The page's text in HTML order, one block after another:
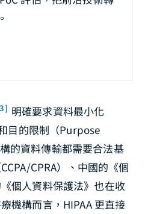
明確要求資料最小化
目的限制（Purpose
的資料傳輸都需要合法基
CPRA）、中國的《個
個人資料保護法》也在收
機構而言，HIPAA 更直接